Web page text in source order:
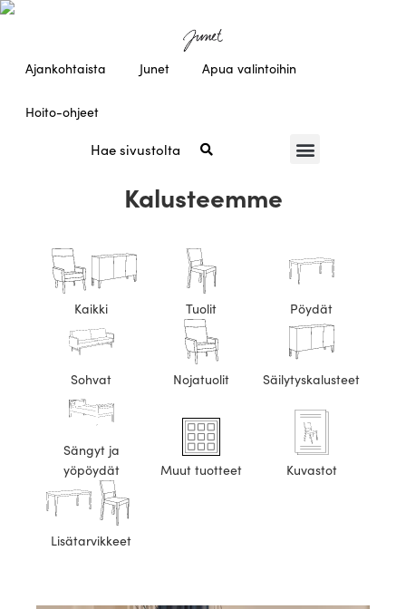
Ajankohtaista Junet Apua valintoihin
Hoito-ohjeet
Kalusteemme
Kaikki Tuolit Pöydät
Sohvat Nojatuolit Säilytyskalusteet
Sängyt ja
yöpöydät
Muut tuotteet Kuvastot
Lisätarvikkeet